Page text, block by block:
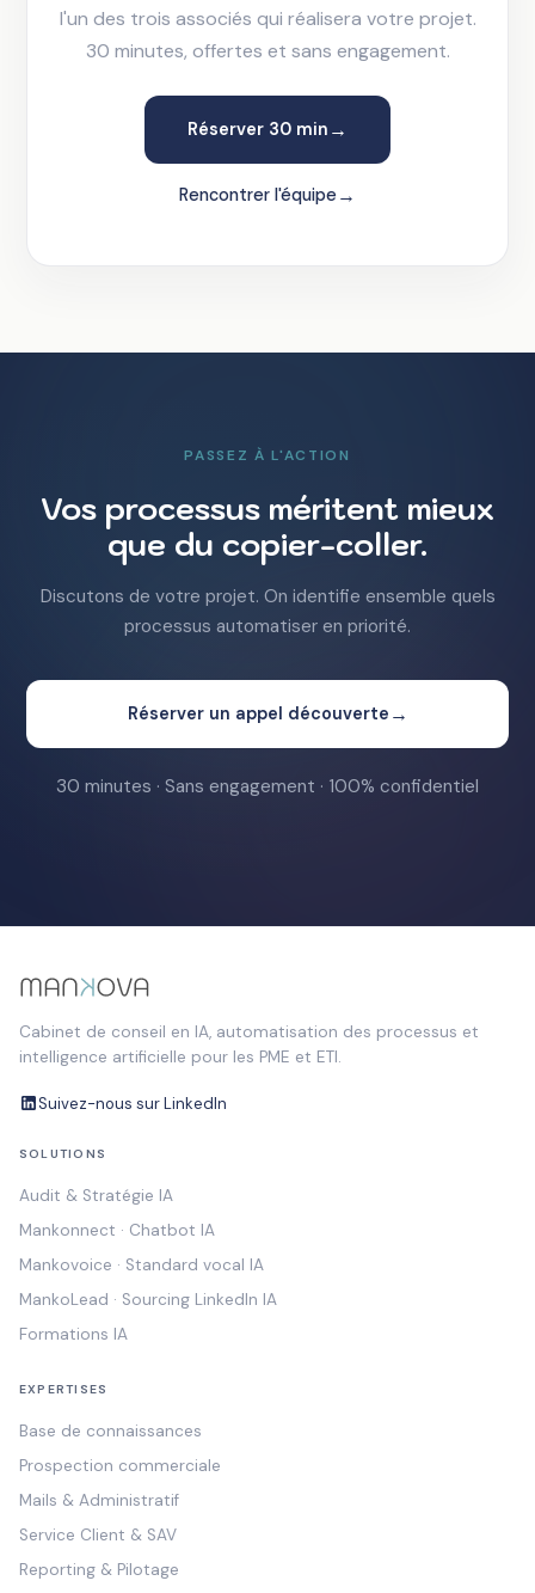
l'un des trois associés qui réalisera votre projet.
30 minutes, offertes et sans engagement.
Réserver 30 min →
Rencontrer l'équipe→
PASSEZ À L'ACTION
Vos processus méritent mieux
que du copier-coller.
Discutons de votre projet. On identifie ensemble quels
processus automatiser en priorité.
Réserver un appel découverte →
30 minutes · Sans engagement · 100% confidentiel
Cabinet de conseil en IA, automatisation des processus et
intelligence artificielle pour les PME et ETI.
Suivez-nous sur LinkedIn
SOLUTIONS
Audit & Stratégie IA
Mankonnect · Chatbot IA
Mankovoice · Standard vocal IA
MankoLead · Sourcing LinkedIn IA
Formations IA
EXPERTISES
Base de connaissances
Prospection commerciale
Mails & Administratif
Service Client & SAV
Reporting & Pilotage